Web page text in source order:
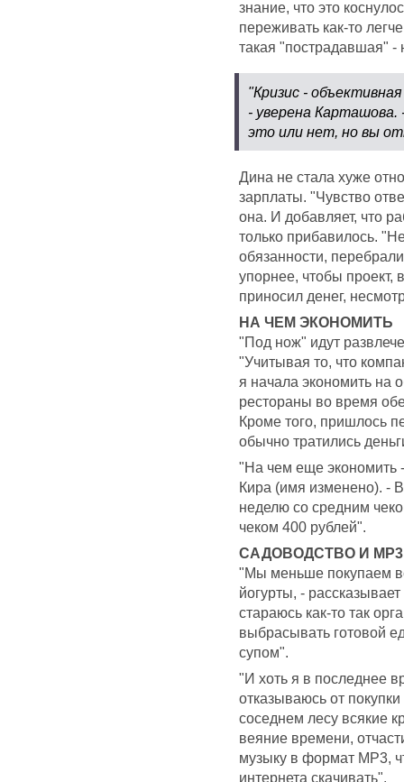
знание, что это
переживать как-то
такая "пострадавшая" -
"Кризис -
- уверена Карташова.
это или нет, но вы
Дина не стала хуже
зарплаты. "Чувство
она. И добавляет, что
только прибавилось.
обязанности,
упорнее, чтобы проект,
приносил денег,
НА ЧЕМ ЭКОНОМИТЬ
"Под нож" идут
"Учитывая то, что
я начала экономить на
рестораны во время
Кроме того, пришлось
обычно тратились
"На чем еще экономить -
Кира (имя изменено). -
неделю со средним
чеком 400 рублей".
САДОВОДСТВО И MP3
"Мы меньше покупаем
йогурты, -
стараюсь как-то так
выбрасывать готовой
супом".
"И хоть я в последнее
отказываюсь от
соседнем лесу всякие
веяние времени,
музыку в формат MP3,
интернета скачивать".